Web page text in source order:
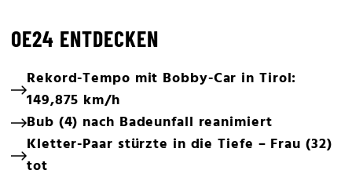
OE24 ENTDECKEN
Rekord-Tempo mit Bobby-Car in Tirol:
149,875 km/h
Bub (4) nach Badeunfall reanimiert
Kletter-Paar stürzte in die Tiefe – Frau (32)